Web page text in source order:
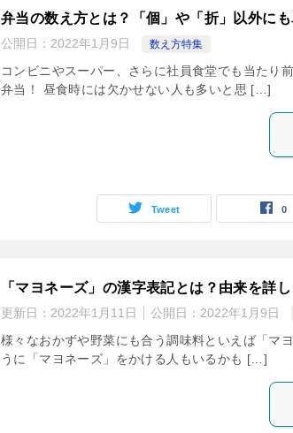
弁当の数え方とは？「個」や「折」以外にも
公開日： 2022年1月9日 数え方特集
コンビニやスーパー、さらに社員食堂でも当たり
弁当！ 昼食時には欠かせない人も多いと思 […]
Tweet 0
「マヨネーズ」の漢字表記とは？由来を詳
更新日： 2022年1月11日 公開日： 2022年1月9日
様々なおかずや野菜にも合う調味料といえば「マ
うに「マヨネーズ」をかける人もいるかも […]